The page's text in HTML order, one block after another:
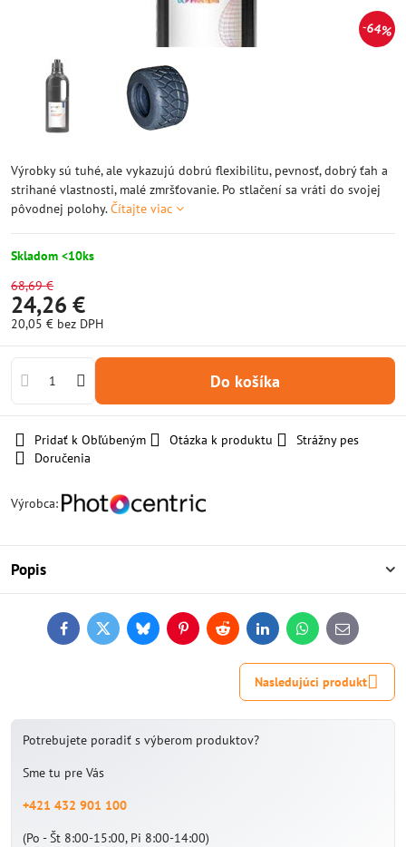
64%
Výrobky sú tuhé, ale vykazujú dobrú flexibilitu, pevnosť, dobrý ťah a
strihané vlastnosti, malé zmršťovanie. Po stlačení sa vráti do svojej
pôvodnej polohy.Čítajte viac
Skladom <10ks
68,69 €
24,26 €
20,05 € bez DPH
Do košíka
Pridať k Obľúbeným Otázka k produktu
Strážny pes
Doručenia
Výrobca:
Popis
FacebookTwitterBlueskyPinterestReddit LinkedInWhatsApp
E-
mail
Nasledujúci produkt
Potrebujete poradiť s výberom produktov?
Sme tu pre Vás
+421 432 901 100
(Po - Št 8:00-15:00, Pi 8:00-14:00)